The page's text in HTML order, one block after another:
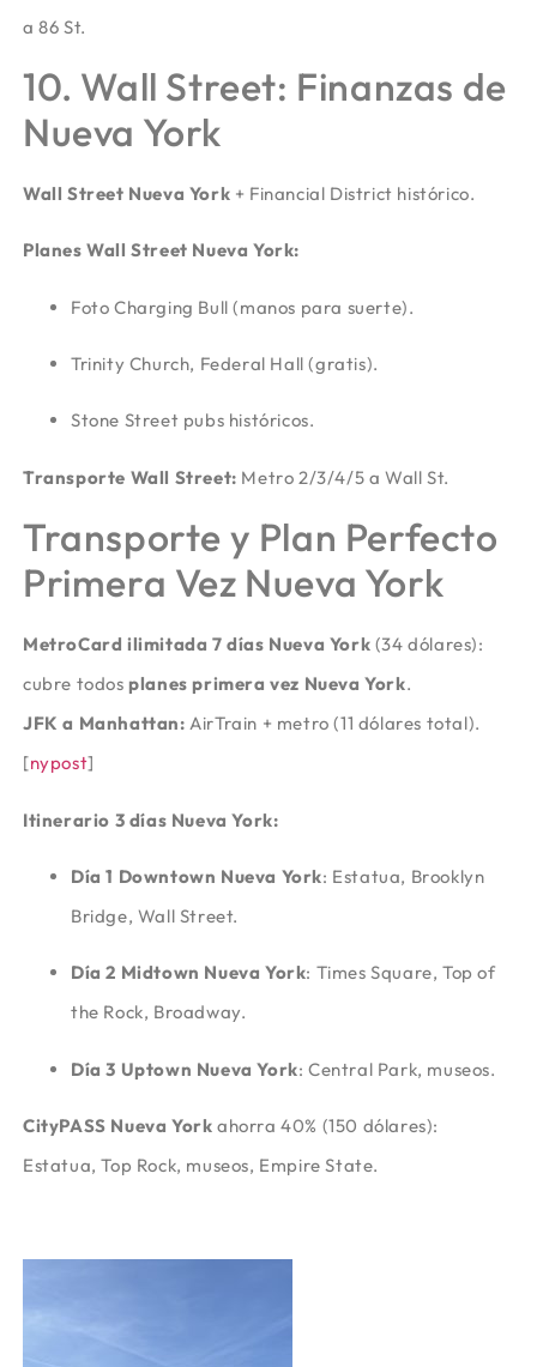
a 86 St.
10. Wall Street: Finanzas de
Nueva York
Wall Street Nueva York + Financial District histórico.
Planes Wall Street Nueva York:
Foto Charging Bull (manos para suerte).
Trinity Church, Federal Hall (gratis).
Stone Street pubs históricos.
Transporte Wall Street: Metro 2/3/4/5 a Wall St.
Transporte y Plan Perfecto
Primera Vez Nueva York
MetroCard ilimitada 7 días Nueva York (34 dólares):
cubre todosplanes primera vez Nueva York.
JFK a Manhattan: AirTrain + metro (11 dólares total).
[nypost]​
Itinerario 3 días Nueva York:
Día 1 Downtown Nueva York: Estatua, Brooklyn
Bridge, Wall Street.
Día 2 Midtown Nueva York: Times Square, Top of
the Rock, Broadway.
Día 3 Uptown Nueva York: Central Park, museos.
CityPASS Nueva York ahorra 40% (150 dólares):
Estatua, Top Rock, museos, Empire State.